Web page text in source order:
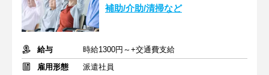
補助/介助/清掃など
給与
時給1300円～+交通費支給
雇用形態
派遣社員